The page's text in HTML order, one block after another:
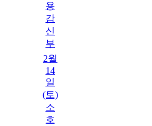
용
감
신
부
2월
14
일
(토)
소
호